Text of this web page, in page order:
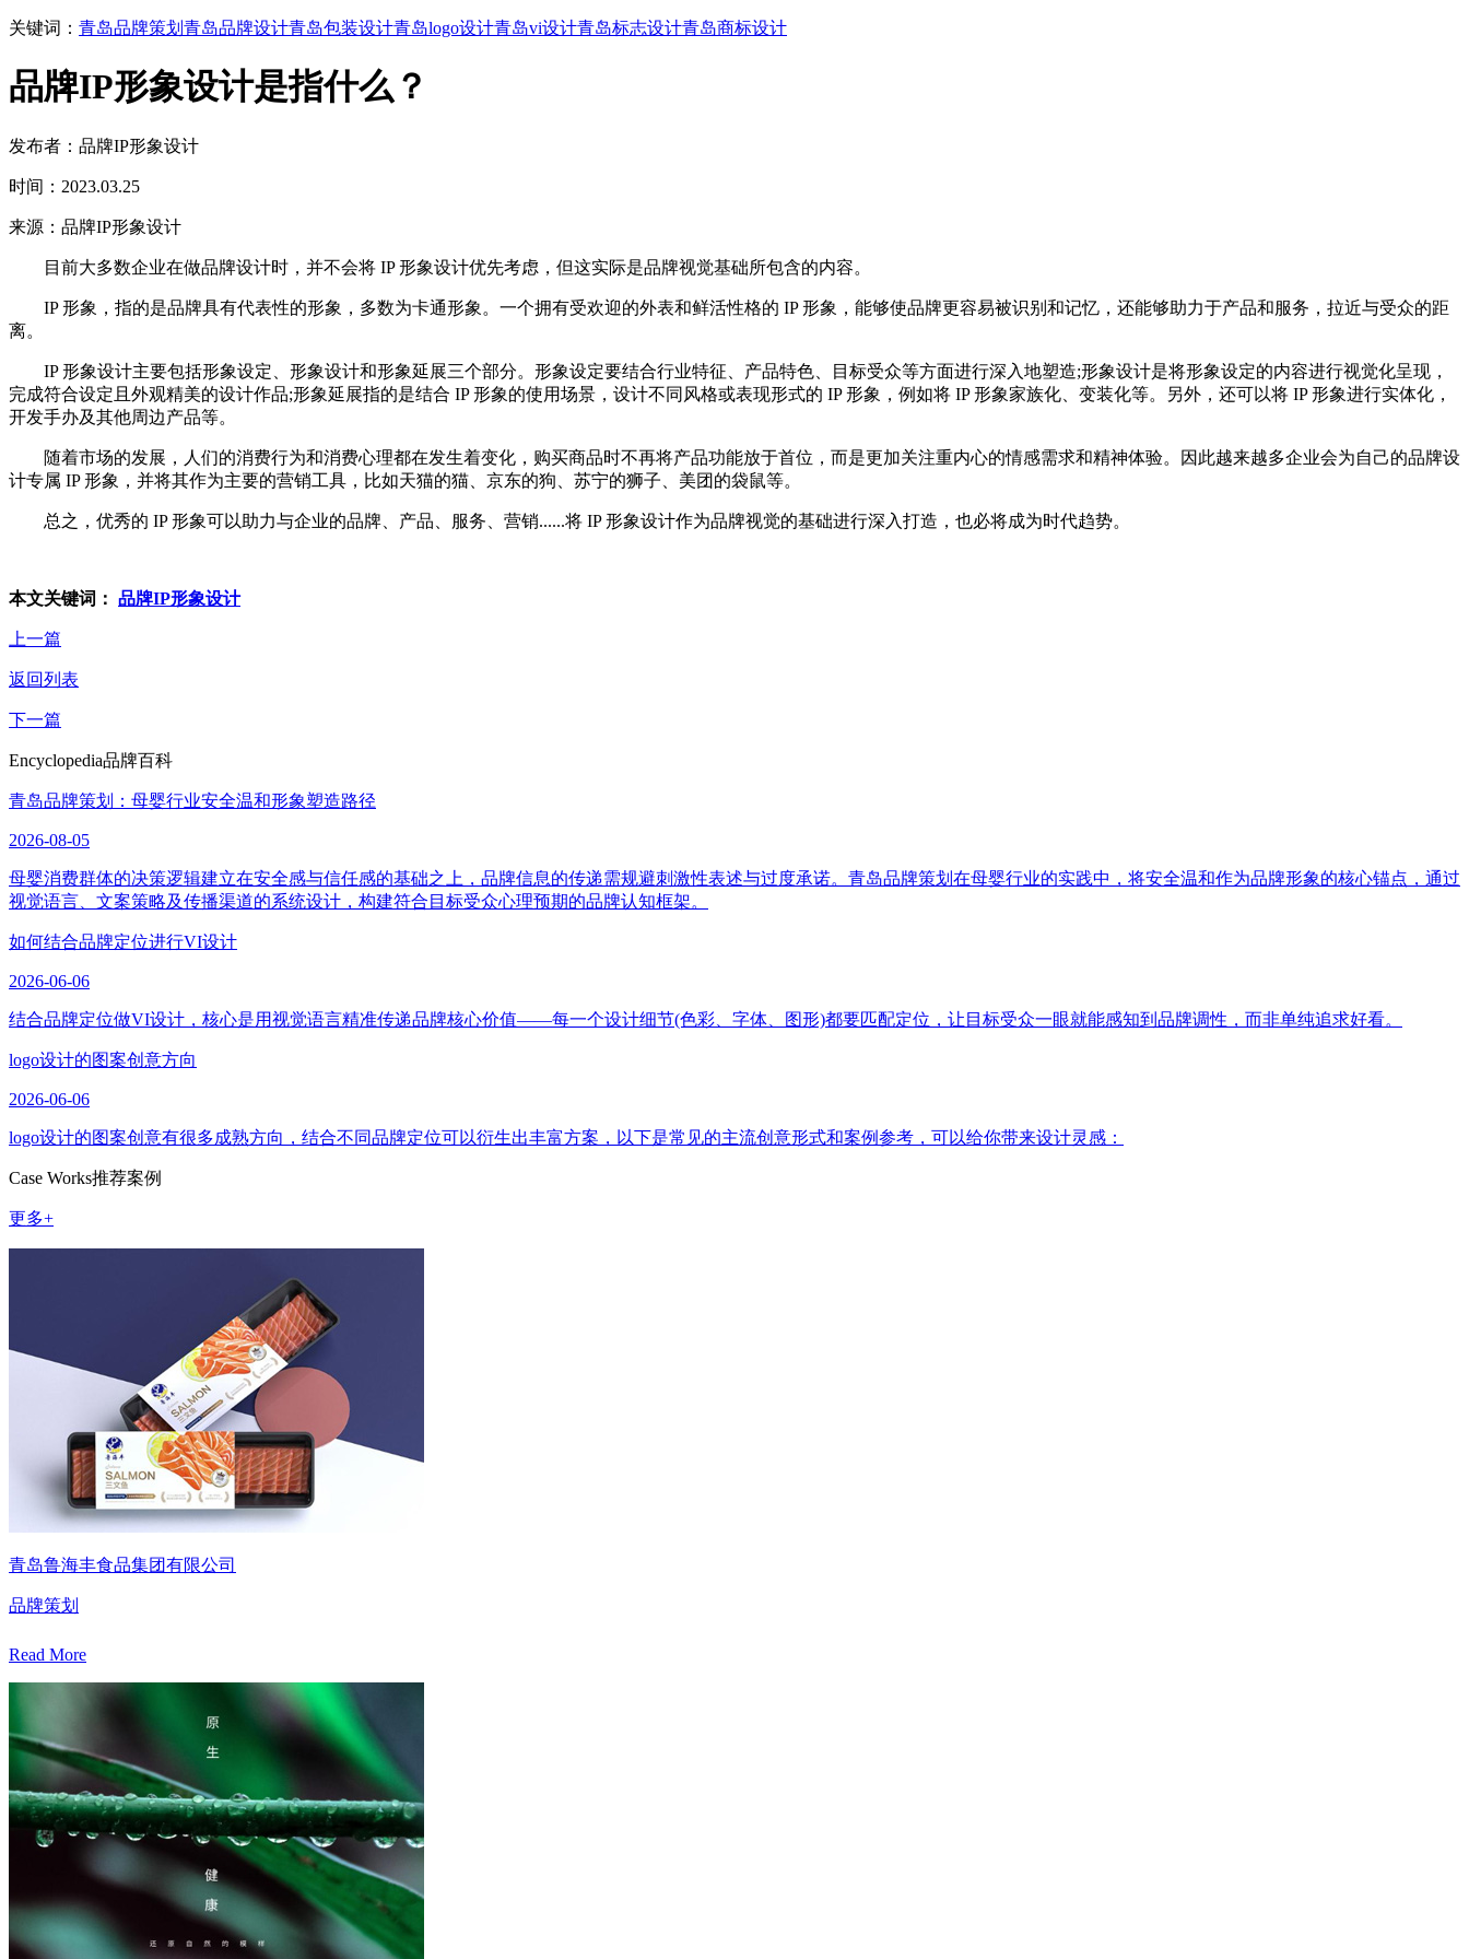
关键词： 青岛品牌策划 青岛品牌设计青岛包装设计青岛logo设计青岛vi设计青岛标志设计青岛商标设计
品牌IP形象设计是指什么？
发布者：品牌IP形象设计
时间：2023.03.25
来源：品牌IP形象设计
目前大多数企业在做品牌设计时，并不会将 IP 形象设计优先考虑，但这实际是品牌视觉基础所包含的内容。
IP 形象，指的是品牌具有代表性的形象，多数为卡通形象。一个拥有受欢迎的外表和鲜活性格的 IP 形象，能够使品牌更容易被识别和记忆，还能够助力于产品和服务，拉近与受众的距
离。
IP 形象设计主要包括形象设定、形象设计和形象延展三个部分。形象设定要结合行业特征、产品特色、目标受众等方面进行深入地塑造;形象设计是将形象设定的内容进行视觉化呈现，
完成符合设定且外观精美的设计作品;形象延展指的是结合 IP 形象的使用场景，设计不同风格或表现形式的 IP 形象，例如将 IP 形象家族化、变装化等。另外，还可以将 IP 形象进行实体化，
开发手办及其他周边产品等。
随着市场的发展，人们的消费行为和消费心理都在发生着变化，购买商品时不再将产品功能放于首位，而是更加关注重内心的情感需求和精神体验。因此越来越多企业会为自己的品牌设
计专属 IP 形象，并将其作为主要的营销工具，比如天猫的猫、京东的狗、苏宁的狮子、美团的袋鼠等。
总之，优秀的 IP 形象可以助力与企业的品牌、产品、服务、营销......将 IP 形象设计作为品牌视觉的基础进行深入打造，也必将成为时代趋势。
本文关键词： 品牌IP形象设计
上一篇
返回列表
下一篇
Encyclopedia品牌百科
青岛品牌策划：母婴行业安全温和形象塑造路径
2026-08-05
母婴消费群体的决策逻辑建立在安全感与信任感的基础之上，品牌信息的传递需规避刺激性表述与过度承诺。青岛品牌策划在母婴行业的实践中，将安全温和作为品牌形象的核心锚点，通过
视觉语言、文案策略及传播渠道的系统设计，构建符合目标受众心理预期的品牌认知框架。
如何结合品牌定位进行VI设计
2026-06-06
结合品牌定位做VI设计，核心是用视觉语言精准传递品牌核心价值——每一个设计细节(色彩、字体、图形)都要匹配定位，让目标受众一眼就能感知到品牌调性，而非单纯追求好看。
logo设计的图案创意方向
2026-06-06
logo设计的图案创意有很多成熟方向，结合不同品牌定位可以衍生出丰富方案，以下是常见的主流创意形式和案例参考，可以给你带来设计灵感：
Case Works推荐案例
更多+
青岛鲁海丰食品集团有限公司
品牌策划
Read More